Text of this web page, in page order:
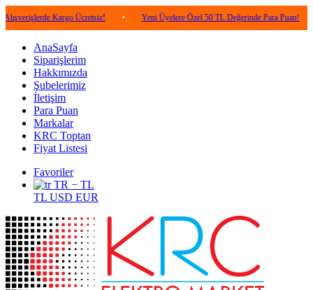
Kargo Ücretsiz! • Yeni Üyelere Özel 50 TL Değerinde Para Puan! •
AnaSayfa
Siparişlerim
Hakkımızda
Şubelerimiz
İletişim
Para Puan
Markalar
KRC Toptan
Fiyat Listesi
Favoriler
TR − TL
TL USD EUR